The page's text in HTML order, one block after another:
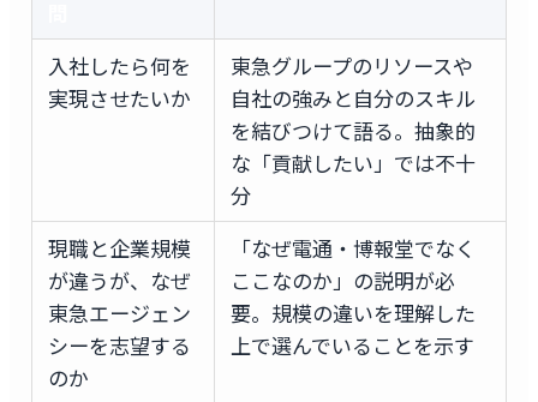
入社したら何を
実現させたいか
東急グループのリソースや
自社の強みと自分のスキル
を結びつけて語る。抽象的
な「貢献したい」では不十
分
現職と企業規模
が違うが、なぜ
東急エージェン
シーを志望する
のか
「なぜ電通・博報堂でなく
ここなのか」の説明が必
要。規模の違いを理解した
上で選んでいることを示す